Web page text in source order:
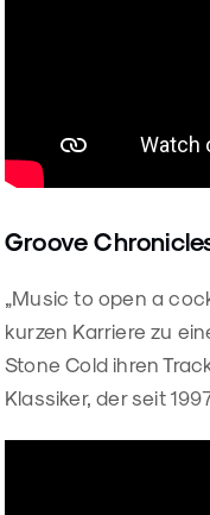
Groove
„Music to open a
kurzen Karriere zu
Stone Cold ihren
Klassiker, der seit